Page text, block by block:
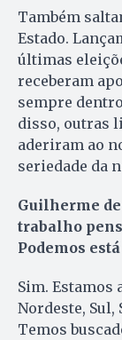
Também
Estado.
últimas
receberam
sempre
disso, outras
aderiram ao
seriedade da
Guilherme
trabalho
Podemos
Sim. Estamos
Nordeste, Sul,
Temos